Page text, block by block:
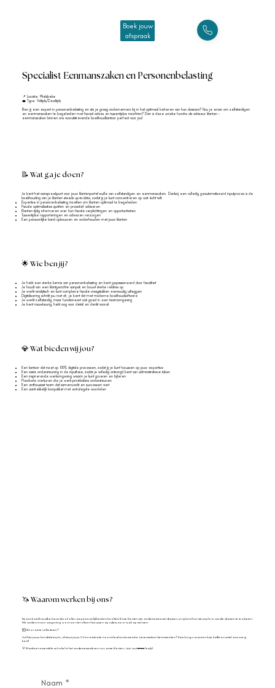
Boek jouw
afspraak
Specialist Eenmanszaken en Personenbelasting
📍 Locatie: Wielsbeke
💼 Type: Voltijds/Deeltijds
Ben jij een expert in personenbelasting en sta je graag ondernemers bij in het optimaal beheren van hun dossiers? Hou je ervan om zelfstandigen
en eenmanszaken te begeleiden met fiscaal advies en tussentijdse inzichten? Dan is deze unieke functie als adviseur klanten –
eenmanszaken binnen ons vooruitstrevende boekhoudkantoor perfect voor jou!
📝 Wat ga je doen?
Je bent het aanspreekpunt voor jouw klantenportefeuille van zelfstandigen en eenmanszaken. Dankzij een volledig geautomatiseerd inputproces is de
boekhouding van je klanten steeds up-to-date, zodat jij je kunt concentreren op wat écht telt:
Expertise in personenbelasting inzetten om klanten optimaal te begeleiden
Fiscale optimalisaties spotten en proactief adviseren
Klanten tijdig informeren over hun fiscale verplichtingen en opportuniteiten
Tussentijdse rapporteringen en adviezen verzorgen
Een persoonlijke band opbouwen en onderhouden met jouw klanten
🌟 Wie ben jij?
Je hebt een sterke kennis van personenbelasting en bent gepassioneerd door fiscaliteit
Je houdt van een klantgerichte aanpak en bouwt sterke relaties op
Je werkt analytisch en kunt complexe fiscale vraagstukken eenvoudig uitleggen
Digitalisering schrikt jou niet af; je bent vlot met moderne boekhoudsoftware
Je werkt zelfstandig, maar functioneert ook goed in een teamomgeving
Je bent nauwkeurig, hebt oog voor detail en denkt vooruit
💎 Wat bieden wij jou?
Een kantoor dat inzet op 100% digitale processen, zodat jij je kunt focussen op jouw expertise
Een vaste ondersteuning in de inputfase, zodat je volledig ontzorgd bent van administratieve taken
Een inspirerende werkomgeving waarin je kunt groeien en bijleren
Flexibele werkuren die je werk-privébalans ondersteunen
Een enthousiast team dat samenwerkt en successen viert
Een aantrekkelijk loonpakket met extralegale voordelen
🦄 Waarom werken bij ons?
Bij ons boekhoudkantoor draait alles om persoonlijkheid en kwaliteit. Onze klanten zijn ondernemers met dromen, en jij bent hun steunpilaar om die dromen te realiseren.
We werken in een omgeving waar we niet alleen focussen op cijfers, maar ook op mensen.
✉️ Klaar om te solliciteren?
Vul hier jouw kandidatuur in, of stuur jouw CV en motivatie naarinfo@kantoorcm.be . Liever meteen kennismaken? Kom langs voor een kop koffie en vertel ons wie jij
bent!
💡 Word een essentiële schakel in het ondernemersleven van onze klanten. Join ourteamfamily!
Naam *